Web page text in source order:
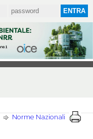
Norme Nazionali